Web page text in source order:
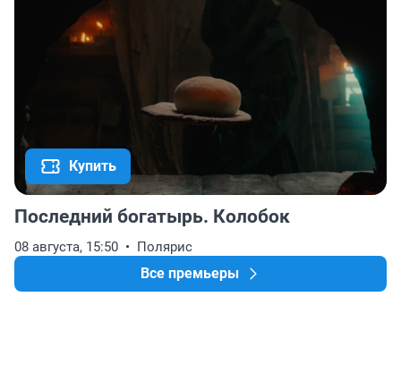
Купить
Последний богатырь. Колобок
08 августа, 15:50 Полярис
Все премьеры